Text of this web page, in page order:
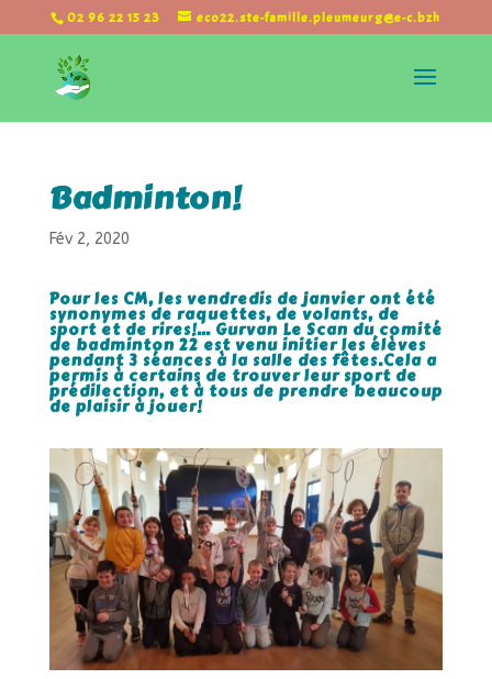
02 96 22 15 23 eco22.ste-famille.pleumeurg@e-c.bzh
Badminton!
Fév 2, 2020
Pour les CM, les vendredis de janvier ont été
synonymes de raquettes, de volants, de
sport et de rires!… Gurvan Le Scan du comité
de badminton 22 est venu initier les élèves
pendant 3 séances à la salle des fêtes.Cela a
permis à certains de trouver leur sport de
prédilection, et à tous de prendre beaucoup
de plaisir à jouer!